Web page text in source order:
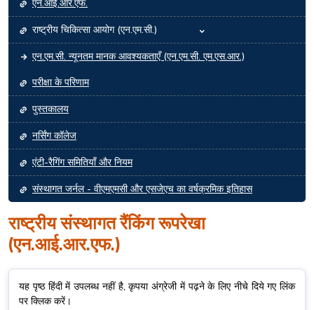
एन.आई.आर.एफ.
राष्ट्रीय चिकित्सा आयोग (एन.एम.सी.)
एन.एम.सी. न्यूनतम मानक आवश्यकताएँ (एन.एम.सी. एम.एस.आर.)
परीक्षा के परिणाम
पुस्तकालय
नर्सिंग कॉलेज
एंटी-रैगिंग समितियाँ और नियम
संस्थागत जर्नल - वीएमएमसी और एसजेएच का वर्षक्रमिक इतिहास
राष्ट्रीय संस्थागत रैंकिंग रूपरेखा
(एन.आई.आर.एफ.)
यह पृष्ठ हिंदी में उपलब्ध नहीं है, कृपया अंग्रेजी में पढ़ने के लिए नीचे दिये गए लिंक
पर क्लिक करें।